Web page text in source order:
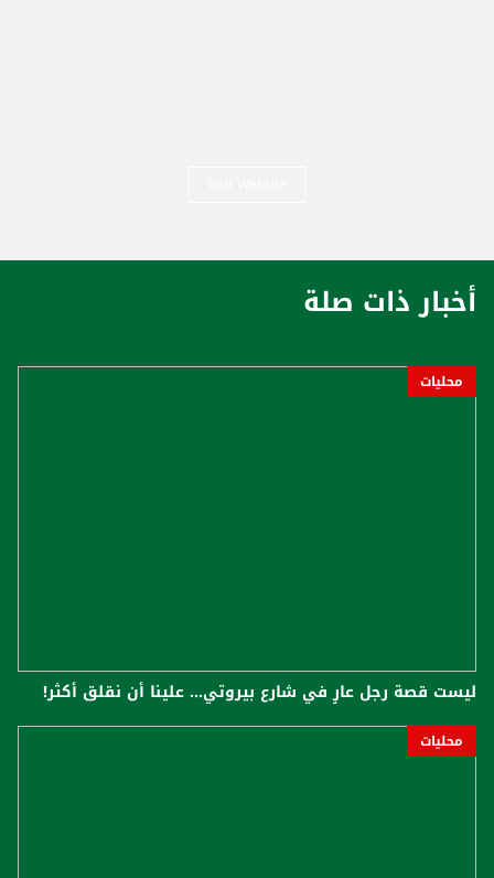
أخبار ذات صلة
محليات
ليست قصة رجل عارٍ في شارع بيروتي... علينا أن نقلق أكثر!
محليات